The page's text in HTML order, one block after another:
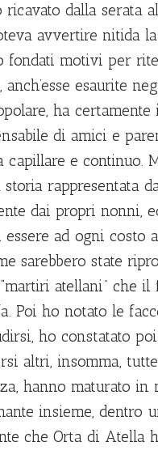
dalla serata
avvertire nitida
motivi per
anch’esse esaurite
ha certamente
di amici e
e continuo.
rappresentata
dai propri nonni,
ad ogni costo
sarebbero state
atellani” che
Poi ho notato le
ho constatato
altri, insomma,
hanno maturato in
insieme, dentro
che Orta di Atella